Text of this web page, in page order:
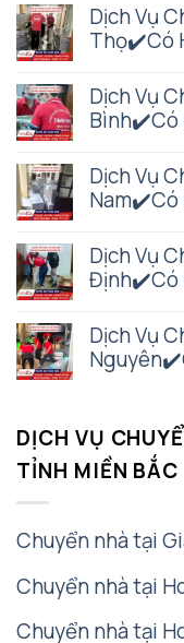
Dịch Vụ
Thọ✔️Có
Dịch Vụ
Bình✔️Có
Dịch Vụ
Nam✔️Có
Dịch Vụ
Định✔️Có
Dịch Vụ
DỊCH VỤ
TỈNH MIỀN BẮC
Chuyển nhà tại
Chuyển nhà tại
Chuyển nhà tại